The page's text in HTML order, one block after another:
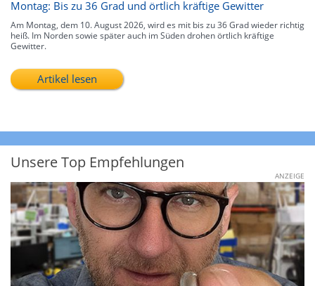
Montag: Bis zu 36 Grad und örtlich kräftige Gewitter
Am Montag, dem 10. August 2026, wird es mit bis zu 36 Grad wieder richtig
heiß. Im Norden sowie später auch im Süden drohen örtlich kräftige
Gewitter.
Artikel lesen
Unsere Top Empfehlungen
ANZEIGE